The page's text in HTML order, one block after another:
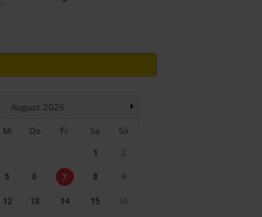
August 2026
Mi Do Fr Sa
So
1
2
5 6 7 8 9
12 13 14 15
16